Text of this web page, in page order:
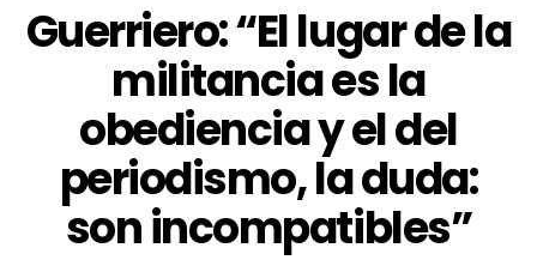
Guerriero: “El lugar de la
militancia es la
obediencia y el del
periodismo, la duda:
son incompatibles”